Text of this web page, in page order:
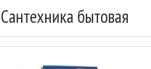
Сантехника бытовая